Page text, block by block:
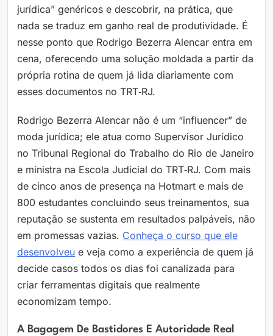
jurídica” genéricos e descobrir, na prática, que
nada se traduz em ganho real de produtividade. É
nesse ponto que Rodrigo Bezerra Alencar entra em
cena, oferecendo uma solução moldada a partir da
própria rotina de quem já lida diariamente com
esses documentos no TRT‑RJ.
Rodrigo Bezerra Alencar não é um “influencer” de
moda jurídica; ele atua como Supervisor Jurídico
no Tribunal Regional do Trabalho do Rio de Janeiro
e ministra na Escola Judicial do TRT‑RJ. Com mais
de cinco anos de presença na Hotmart e mais de
800 estudantes concluindo seus treinamentos, sua
reputação se sustenta em resultados palpáveis, não
em promessas vazias. Conheça o curso que ele
desenvolveu e veja como a experiência de quem já
decide casos todos os dias foi canalizada para
criar ferramentas digitais que realmente
economizam tempo.
A Bagagem De Bastidores E Autoridade Real